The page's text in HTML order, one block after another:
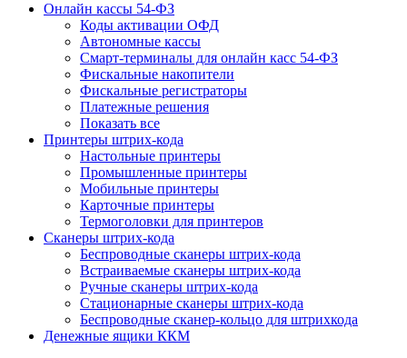
Онлайн кассы 54-ФЗ
Коды активации ОФД
Автономные кассы
Смарт-терминалы для онлайн касс 54-ФЗ
Фискальные накопители
Фискальные регистраторы
Платежные решения
Показать все
Принтеры штрих-кода
Настольные принтеры
Промышленные принтеры
Мобильные принтеры
Карточные принтеры
Термоголовки для принтеров
Сканеры штрих-кода
Беспроводные сканеры штрих-кода
Встраиваемые сканеры штрих-кода
Ручные сканеры штрих-кода
Стационарные сканеры штрих-кода
Беспроводные сканер-кольцо для штрихкода
Денежные ящики ККМ